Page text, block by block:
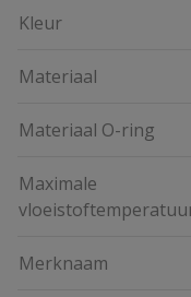
Kleur
Materiaal
Materiaal O-ring
Maximale
Merknaam